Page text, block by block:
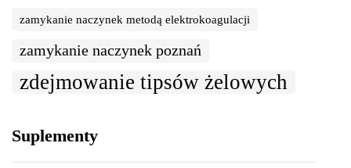
zamykanie naczynek metodą elektrokoagulacji
zamykanie naczynek poznań
zdejmowanie tipsów żelowych
Suplementy